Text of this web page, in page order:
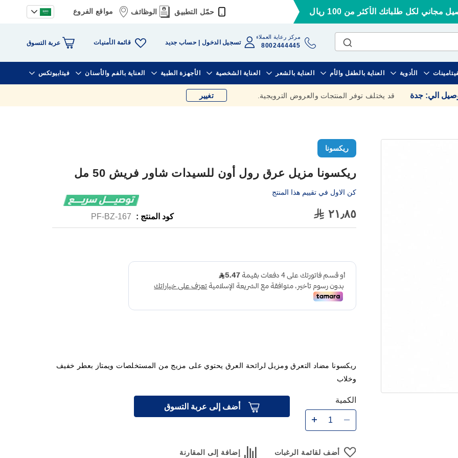
مجاني لكل طلباتك الأكثر من 100 ريال حمّل التطبيق الوظائف مواقع الفروع
مركز رعاية العملاء
8002444445 تسجيل الدخول حساب جديد قائمة الأمنيات عربة التسوق
الأدوية العناية بالطفل والأم العناية بالشعر العناية الشخصية الأجهزة الطبية العناية بالفم والأسنان فيتابيوتكس
الي: جدة قد يختلف توفر المنتجات والعروض الترويجية. تغيير
ريكسونا
ريكسونا مزيل عرق رول أون للسيدات شاور فريش 50 مل
كن الاول في تقييم هذا المنتج
٢١٫٨٥ كود المنتج : PF-BZ-167
ريكسونا مضاد التعرق ومزيل لرائحة العرق يحتوي على مزيج من المستخلصات ويمتاز بعطر خفيف
وخلاب
الكمية
أضف إلى عربة التسوق
أضف لقائمة الرغبات إضافة إلى المقارنة